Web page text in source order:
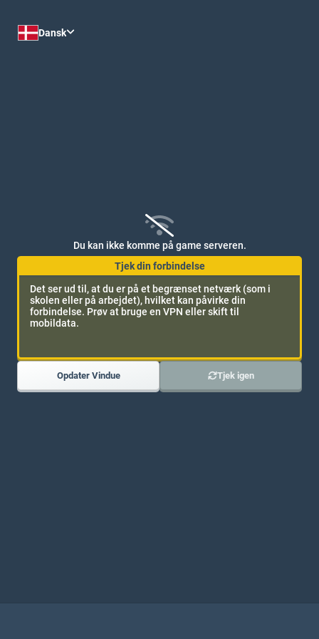
Dansk
Du kan ikke komme på game serveren.
Tjek din forbindelse
Det ser ud til, at du er på et begrænset netværk (som i
skolen eller på arbejdet), hvilket kan påvirke din
forbindelse. Prøv at bruge en VPN eller skift til
mobildata.
Opdater Vindue Tjek igen
Ingen beskeder
Vær den første til at sende en besked!